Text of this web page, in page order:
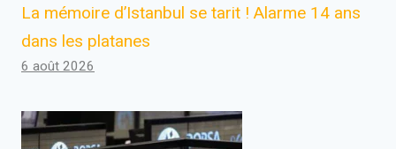
La mémoire d’Istanbul se tarit ! Alarme 14 ans
dans les platanes
6 août 2026